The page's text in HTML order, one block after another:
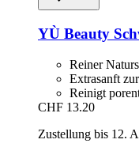
YÙ Beauty
Reiner
Extrasanft
Reinigt
CHF 13.20
Zustellung bis 12.